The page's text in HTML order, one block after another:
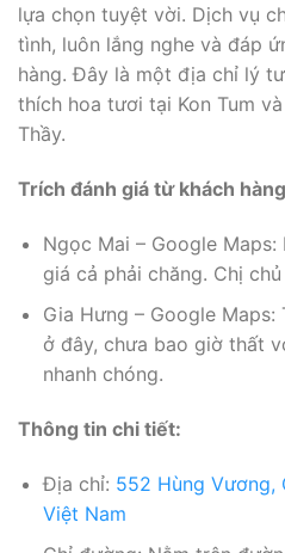
lựa chọn tuyệt vời. Dịch vụ
tình, luôn lắng nghe và đáp
hàng. Đây là một địa chỉ lý
thích hoa tươi tại Kon Tum
Thầy.
Trích đánh giá từ khách
Ngọc Mai – Google
giá cả phải chăng. Chị
Gia Hưng – Google
ở đây, chưa bao giờ thất
nhanh chóng.
Thông tin chi tiết:
Địa chỉ: 552 Hùng Vương,
Việt Nam